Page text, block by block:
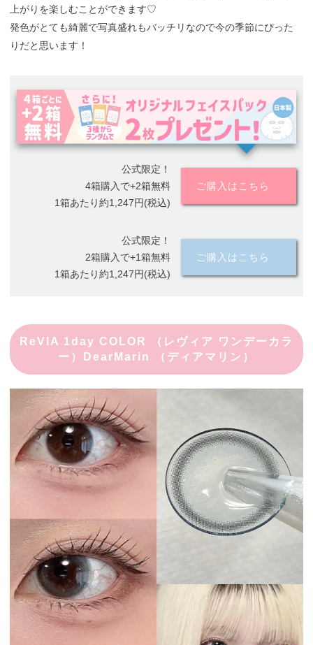
上がりを楽しむことができます♡
発色がとても綺麗で写真盛れもバッチリなので今の季節にぴった
りだと思います！
公式限定！
4箱購入で+2箱無料
1箱あたり約1,247円(税込)
ご購入はこちら
公式限定！
2箱購入で+1箱無料
1箱あたり約1,247円(税込)
ご購入はこちら
ReVIA 1day COLOR （レヴィア ワンデーカラ
ー）DearMarin （ディアマリン）